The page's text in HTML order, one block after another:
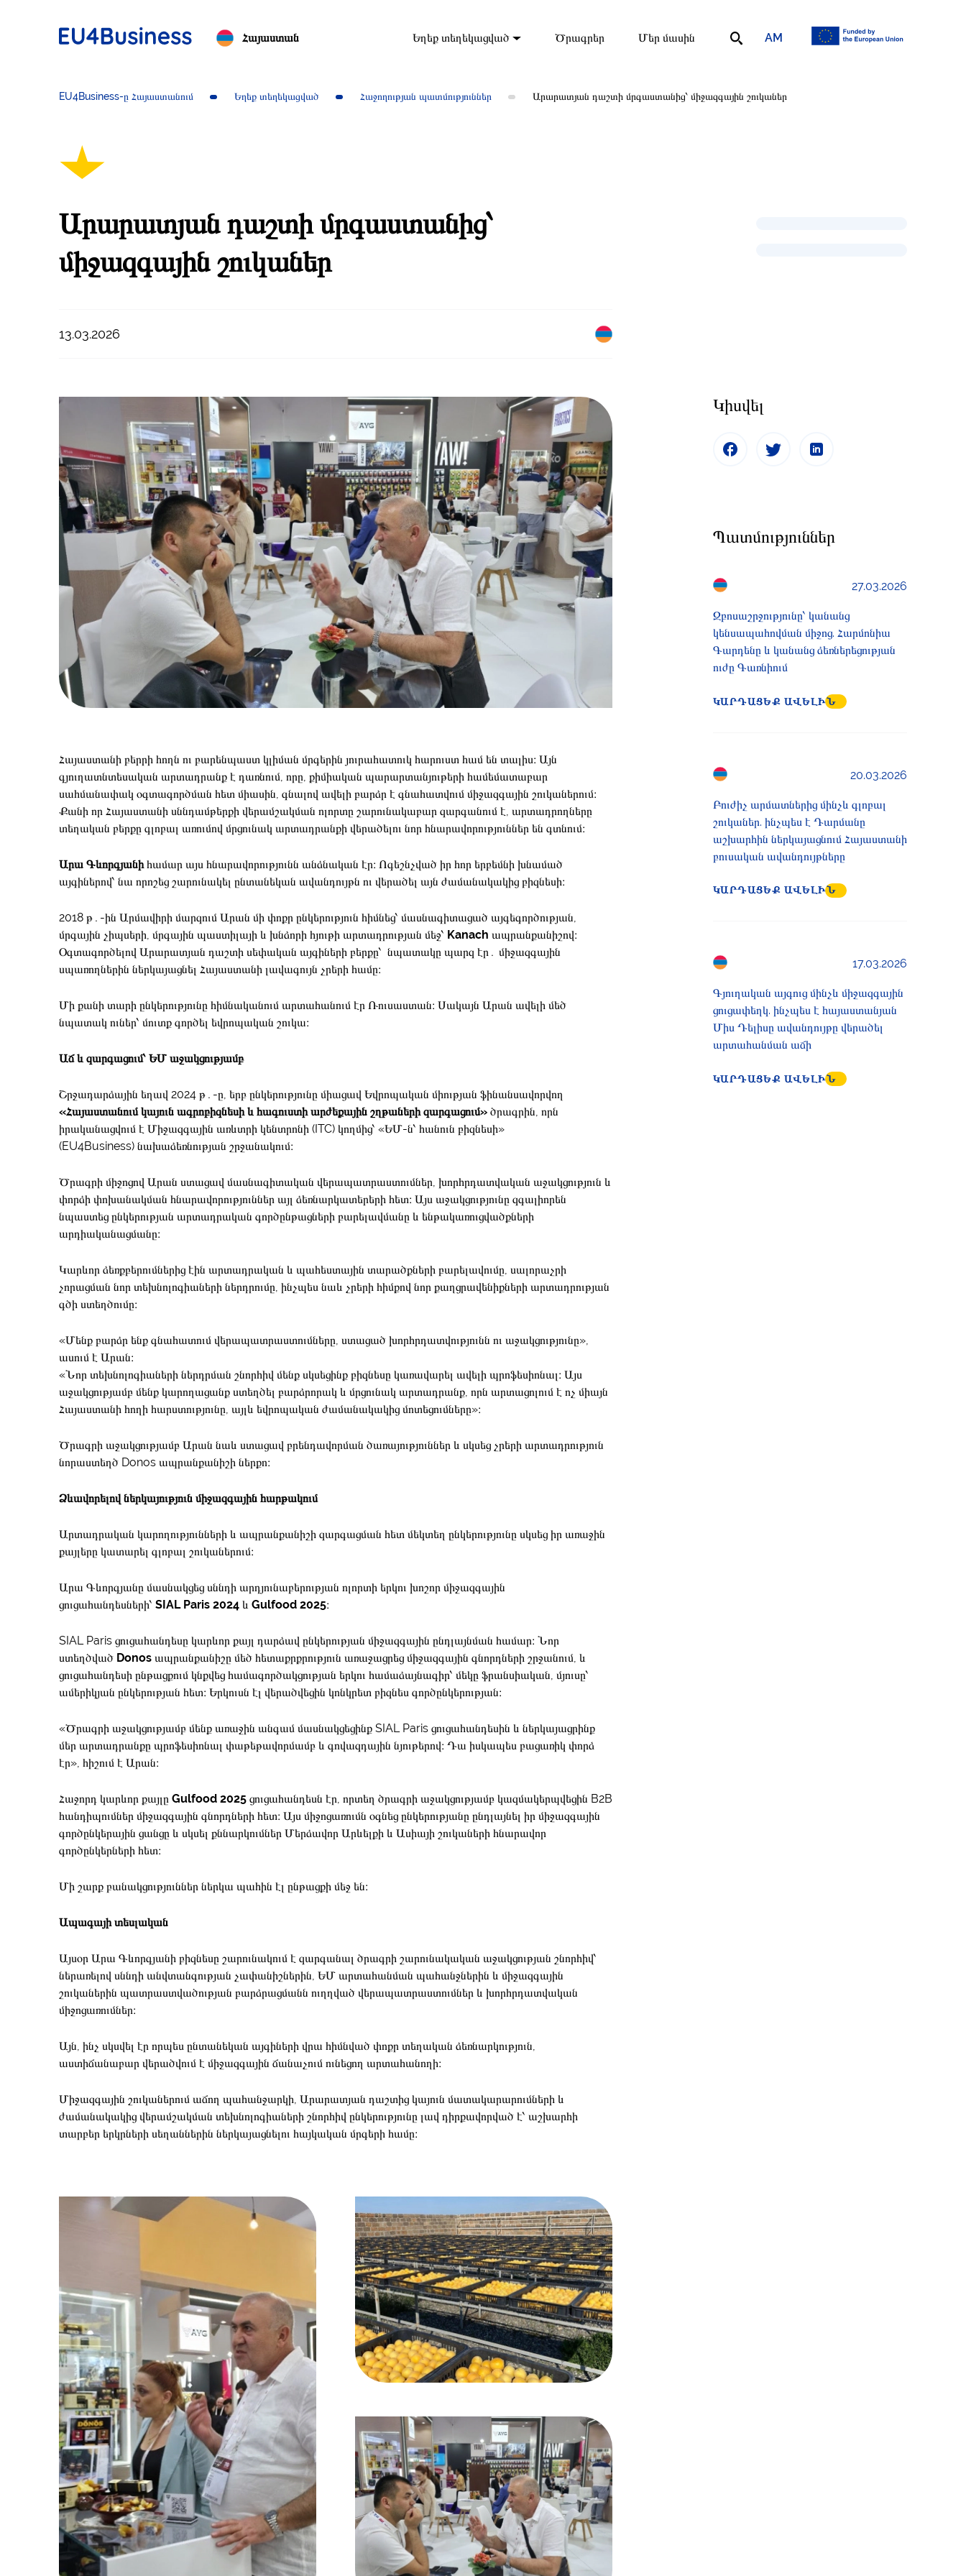
EU4Business-ը Հայաստանում Եղեք տեղեկացված Հաջողության պատմություններ Արարատյան դաշտի մրգաստանից՝ միջազգային շուկաներ
Արարատյան դաշտի մրգաստանից՝
միջազգային շուկաներ
13.03.2026
Հայաստանի բերրի հողն ու բարենպաստ կլիման մրգերին յուրահատուկ հարուստ համ են տալիս։ Այն
գյուղատնտեսական արտադրանք է դառնում, որը, քիմիական պարարտանյութերի համեմատաբար
սահմանափակ օգտագործման հետ միասին, գնալով ավելի բարձր է գնահատվում միջազգային շուկաներում։
Քանի որ Հայաստանի սննդամթերքի վերամշակման ոլորտը շարունակաբար զարգանում է, արտադրողները
տեղական բերքը գլոբալ առումով մրցունակ արտադրանքի վերածելու նոր հնարավորություններ են գտնում։
Արա Գևորգյանիհամար այս հնարավորությունն անձնական էր։ Ոգեշնչված իր հոր երբեմնի խնամած
այգիներով՝ նա որոշեց շարունակել ընտանեկան ավանդույթն ու վերածել այն ժամանակակից բիզնեսի։
2018 թ․-ին Արմավիրի մարզում Արան մի փոքր ընկերություն հիմնեց՝ մասնագիտացած այգեգործության,
մրգային չիպսերի, մրգային պաստիլայի և խնձորի հյութի արտադրության մեջ՝ Kanach ապրանքանիշով։
Օգտագործելով Արարատյան դաշտի սեփական այգիների բերքը՝ նպատակը պարզ էր․ միջազգային
սպառողներին ներկայացնել Հայաստանի լավագույն չրերի համը։
Մի քանի տարի ընկերությունը հիմնականում արտահանում էր Ռուսաստան։ Սակայն Արան ավելի մեծ
նպատակ ուներ՝ մուտք գործել եվրոպական շուկա։
Աճ և զարգացում՝ ԵՄ աջակցությամբ
Շրջադարձային եղավ 2024 թ․-ը, երբ ընկերությունը միացավ Եվրոպական միության ֆինանսավորվող
«Հայաստանում կայուն ագրոբիզնեսի և հագուստի արժեքային շղթաների զարգացում» ծրագրին, որն
իրականացվում է Միջազգային առևտրի կենտրոնի (ITC) կողմից՝ «ԵՄ-ն՝ հանուն բիզնեսի»
(EU4Business) նախաձեռնության շրջանակում։
Ծրագրի միջոցով Արան ստացավ մասնագիտական վերապատրաստումներ, խորհրդատվական աջակցություն և
փորձի փոխանակման հնարավորություններ այլ ձեռնարկատերերի հետ։ Այս աջակցությունը զգալիորեն
նպաստեց ընկերության արտադրական գործընթացների բարելավմանը և ենթակառուցվածքների
արդիականացմանը։
Կարևոր ձեռքբերումներից էին արտադրական և պահեստային տարածքների բարելավումը, սալորաչրի
չորացման նոր տեխնոլոգիաների ներդրումը, ինչպես նաև չրերի հիմքով նոր քաղցրավենիքների արտադրության
գծի ստեղծումը։
«Մենք բարձր ենք գնահատում վերապատրաստումները, ստացած խորհրդատվությունն ու աջակցությունը»,
ասում է Արան։
«Նոր տեխնոլոգիաների ներդրման շնորհիվ մենք սկսեցինք բիզնեսը կառավարել ավելի պրոֆեսիոնալ։ Այս
աջակցությամբ մենք կարողացանք ստեղծել բարձրորակ և մրցունակ արտադրանք, որն արտացոլում է ոչ միայն
Հայաստանի հողի հարստությունը, այլև եվրոպական ժամանակակից մոտեցումները»։
Ծրագրի աջակցությամբ Արան նաև ստացավ բրենդավորման ծառայություններ և սկսեց չրերի արտադրություն
նորաստեղծ Donos ապրանքանիշի ներքո։
Ձևավորելով ներկայություն միջազգային հարթակում
Արտադրական կարողությունների և ապրանքանիշի զարգացման հետ մեկտեղ ընկերությունը սկսեց իր առաջին
քայլերը կատարել գլոբալ շուկաներում։
Արա Գևորգյանը մասնակցեց սննդի արդյունաբերության ոլորտի երկու խոշոր միջազգային
ցուցահանդեսների՝ SIAL Paris 2024 և Gulfood 2025։
SIAL Paris ցուցահանդեսը կարևոր քայլ դարձավ ընկերության միջազգային ընդլայնման համար։ Նոր
ստեղծված Donos ապրանքանիշը մեծ հետաքրքրություն առաջացրեց միջազգային գնորդների շրջանում, և
ցուցահանդեսի ընթացքում կնքվեց համագործակցության երկու համաձայնագիր՝ մեկը ֆրանսիական, մյուսը՝
ամերիկյան ընկերության հետ։ Երկուսն էլ վերածվեցին կոնկրետ բիզնես գործընկերության։
«Ծրագրի աջակցությամբ մենք առաջին անգամ մասնակցեցինք SIAL Paris ցուցահանդեսին և ներկայացրինք
մեր արտադրանքը պրոֆեսիոնալ փաթեթավորմամբ և գովազդային նյութերով։ Դա իսկապես բացառիկ փորձ
էր», հիշում է Արան։
Հաջորդ կարևոր քայլը Gulfood 2025 ցուցահանդեսն էր, որտեղ ծրագրի աջակցությամբ կազմակերպվեցին B2B
հանդիպումներ միջազգային գնորդների հետ։ Այս միջոցառումն օգնեց ընկերությանը ընդլայնել իր միջազգային
գործընկերային ցանցը և սկսել քննարկումներ Մերձավոր Արևելքի և Ասիայի շուկաների հնարավոր
գործընկերների հետ։
Մի շարք բանակցություններ ներկա պահին էլ ընթացքի մեջ են։
Ապագայի տեսլական
Այսօր Արա Գևորգյանի բիզնեսը շարունակում է զարգանալ ծրագրի շարունակական աջակցության շնորհիվ՝
ներառելով սննդի անվտանգության չափանիշներին, ԵՄ արտահանման պահանջներին և միջազգային
շուկաներին պատրաստվածության բարձրացմանն ուղղված վերապատրաստումներ և խորհրդատվական
միջոցառումներ։
Այն, ինչ սկսվել էր որպես ընտանեկան այգիների վրա հիմնված փոքր տեղական ձեռնարկություն,
աստիճանաբար վերածվում է միջազգային ճանաչում ունեցող արտահանողի։
Միջազգային շուկաներում աճող պահանջարկի, Արարատյան դաշտից կայուն մատակարարումների և
ժամանակակից վերամշակման տեխնոլոգիաների շնորհիվ ընկերությունը լավ դիրքավորված է՝ աշխարհի
տարբեր երկրների սեղաններին ներկայացնելու հայկական մրգերի համը։
Կիսվել
Պատմություններ
27.03.2026
Զբոսաշրջությունը՝ կանանց
կենսապահովման միջոց. Հարմոնիա
Գարդենը և կանանց ձեռներեցության
ուժը Գառնիում
ԿԱՐԴԱՑԵՔ ԱՎԵԼԻՆ
20.03.2026
Բուժիչ արմատներից մինչև գլոբալ
շուկաներ. ինչպես է Դարմանը
աշխարհին ներկայացնում Հայաստանի
բուսական ավանդույթները
ԿԱՐԴԱՑԵՔ ԱՎԵԼԻՆ
17.03.2026
Գյուղական այգուց մինչև միջազգային
ցուցափեղկ. ինչպես է հայաստանյան
Միս Դելիսը ավանդույթը վերածել
արտահանման աճի
ԿԱՐԴԱՑԵՔ ԱՎԵԼԻՆ
Հայաստան Եղեք տեղեկացված Ծրագրեր Մեր մասին AM